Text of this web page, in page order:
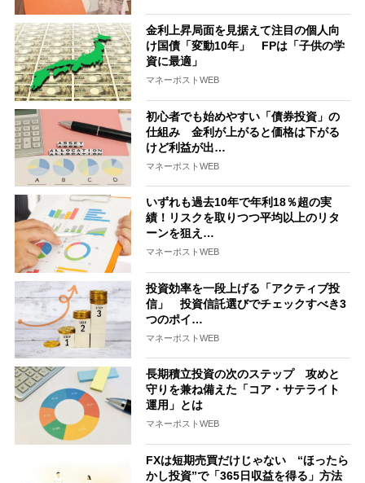
金利上昇局面を見据えて注目の個人向
け国債「変動10年」 FPは「子供の学
資に最適」
マネーポストWEB
初心者でも始めやすい「債券投資」の
仕組み 金利が上がると価格は下がる
けど利益が出…
マネーポストWEB
いずれも過去10年で年利18％超の実
績！リスクを取りつつ平均以上のリタ
ーンを狙え…
マネーポストWEB
投資効率を一段上げる「アクティブ投
信」 投資信託選びでチェックすべき3
つのポイ…
マネーポストWEB
長期積立投資の次のステップ 攻めと
守りを兼ね備えた「コア・サテライト
運用」とは
マネーポストWEB
FXは短期売買だけじゃない “ほったら
かし投資”で「365日収益を得る」方法